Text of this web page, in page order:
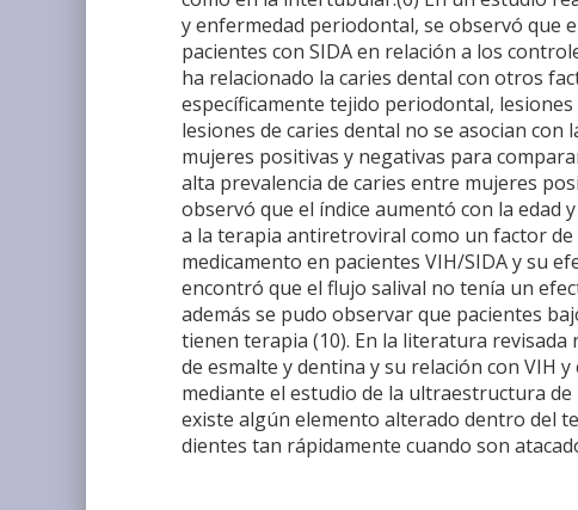
y enfermedad periodontal, se observó que
pacientes con SIDA en relación a los
ha relacionado la caries dental con otros
específicamente tejido periodontal,
lesiones de caries dental no se asocian con
mujeres positivas y negativas para
alta prevalencia de caries entre mujeres
observó que el índice aumentó con la edad
a la terapia antiretroviral como un factor de
medicamento en pacientes VIH/SIDA y su
encontró que el flujo salival no tenía un
además se pudo observar que pacientes
tienen terapia (10). En la literatura
de esmalte y dentina y su relación con VIH
mediante el estudio de la ultraestructura
existe algún elemento alterado dentro del
dientes tan rápidamente cuando son